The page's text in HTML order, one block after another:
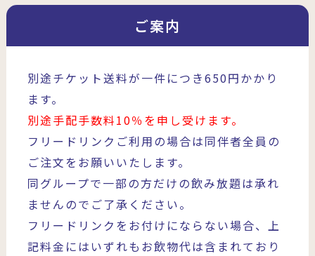
ご案内
別途チケット送料が一件につき650円かかり
ます。
別途手配手数料10％を申し受けます。
フリードリンクご利用の場合は同伴者全員の
ご注文をお願いいたします。
同グループで一部の方だけの飲み放題は承れ
ませんのでご了承ください。
フリードリンクをお付けにならない場合、上
記料金にはいずれもお飲物代は含まれており